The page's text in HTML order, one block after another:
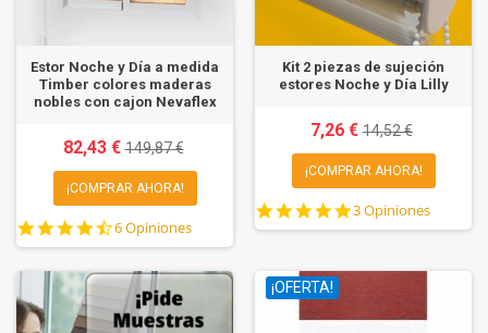
Estor Noche y Día a medida
Timber colores maderas
nobles con cajon Nevaflex
82,43 €149,87 €
¡COMPRAR AHORA!
4.5
star
6 Opiniones
Kit 2 piezas de sujeción
estores Noche y Día Lilly
7,26 € 14,52 €
¡COMPRAR AHORA!
5.0
star
3 Opiniones
¡OFERTA!